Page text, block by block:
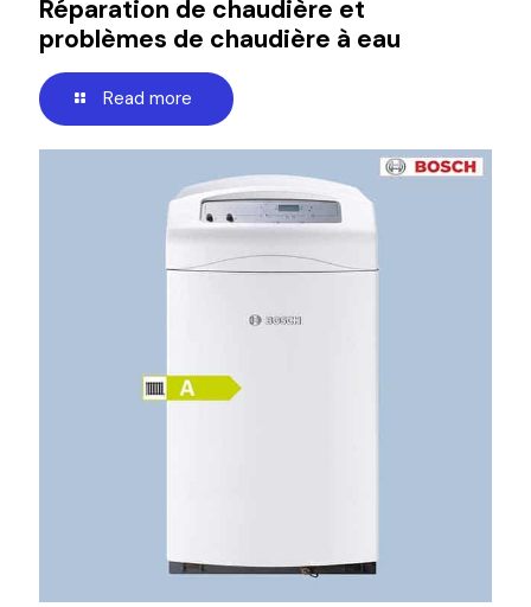
Réparation de chaudière et
problèmes de chaudière à eau
Read more